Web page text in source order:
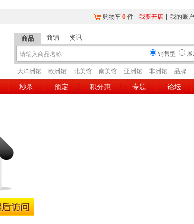
我的账户
我要开店
购物车 0 件
商品 商铺 资讯
销售型
大洋洲馆 欧洲馆 北美馆 南美馆 亚洲馆 非洲馆 品牌
秒杀 预定 积分惠 专题 论坛